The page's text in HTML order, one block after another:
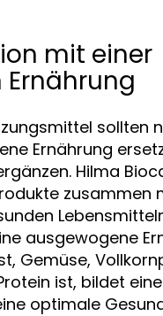
mit einer
sollten
Ernährung
Hilma
zusammen
ausgewogene
Gemüse,
ist, bildet
optimale